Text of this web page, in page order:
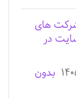
های
در
بدون